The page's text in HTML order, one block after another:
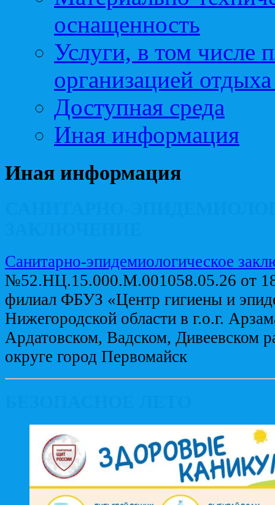
оснащенность
Услуги, в том числе
организацией
Доступная среда
Иная информация
Иная информация
Санитарно-эпидемиологическое
№52.НЦ.15.000.М.001058.05.26 от
филиал ФБУЗ «Центр гигиены и
Нижегородской области в г.о.г.
Ардатовском, Вадском, Дивеевском
округе город Первомайск